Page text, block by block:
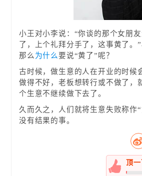
小王对小李说：“你谈的那个女朋
了，上个礼拜分手了，这事黄了。
那么 为什么要说“黄了”呢？
古时候，做生意的人在开业的时候
做得不好，老板想转行或不做了，
个生意不继续做下去了。
久而久之，人们就将生意失败称作
没有结果的事。
顶一